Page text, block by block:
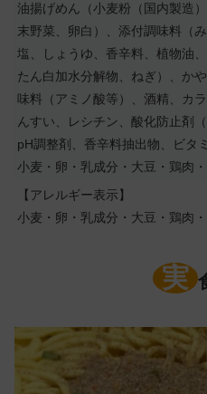
油揚げめん（小麦粉（国内製造
末野菜、卵白）、添付調味料（
塩、しょうゆ、香辛料、植物油
たん白加水分解物、ねぎ）、か
味料（アミノ酸等）、酒精、カ
んすい、レシチン、酸化防止剤
pH調整剤、香辛料抽出物、ビタ
小麦・卵・乳成分・大豆・鶏肉
【アレルギー表示】
小麦・卵・乳成分・大豆・鶏肉
実